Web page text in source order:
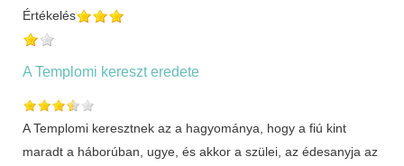
Értékelés
A Templomi kereszt eredete
A Templomi keresztnek az a hagyománya, hogy a fiú kint
maradt a háborúban, ugye, és akkor a szülei, az édesanyja az